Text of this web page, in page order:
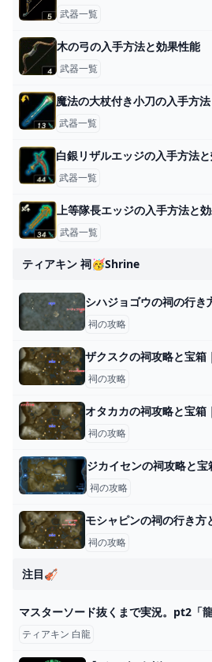
武器一覧
木の弓の入手方法と効果性能
武器一覧
魔法の大杖付き小刀の入手方
武器一覧
白銀リザルエッジの入手方法
武器一覧
上等隊長エッジの入手方法と
武器一覧
ティアキン 祠🥳shrine
シハジョゴウの祠の行き
祠の攻略
ザクスクの祠攻略と宝箱
祠の攻略
オタカカの祠攻略と宝箱
祠の攻略
ジカイセンの祠攻略と
祠の攻略
モシャピンの祠の行き方
祠の攻略
注目🎻
ティアキン 白龍